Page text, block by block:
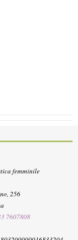
femminile
256
7607808